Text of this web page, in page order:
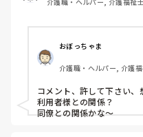
おぼっちゃま
介護職・ヘルパー, 介護
コメント、許して下さい、
利用者様との関係？
同僚との関係かな～